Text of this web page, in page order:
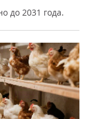
до 2031 года.